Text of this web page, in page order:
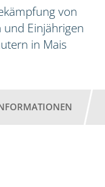
von
Einjährigen
in Mais